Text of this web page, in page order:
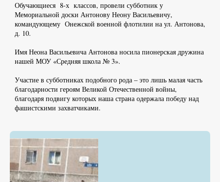
Обучающиеся 8-х классов, провели субботник у
Мемориальной доски Антонову Неону Васильевичу,
командующему Онежской военной флотилии на ул. Антонова,
д. 10.
Имя Неона Васильевича Антонова носила пионерская дружина
нашей МОУ «Средняя школа № 3».
Участие в субботниках подобного рода – это лишь малая часть
благодарности героям Великой Отечественной войны,
благодаря подвигу которых наша страна одержала победу над
фашистскими захватчиками.